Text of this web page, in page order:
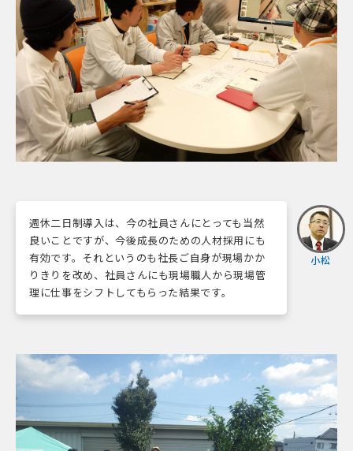
小松
週休二日制導入は、今の社員さんにとっても当然
良いことですが、今後成長のための人材採用にも
有効です。それというのも社長ご自身が現場かか
りきりを改め、社員さんにも現場職人から現場管
理に仕事をシフトしてもらった結果です。